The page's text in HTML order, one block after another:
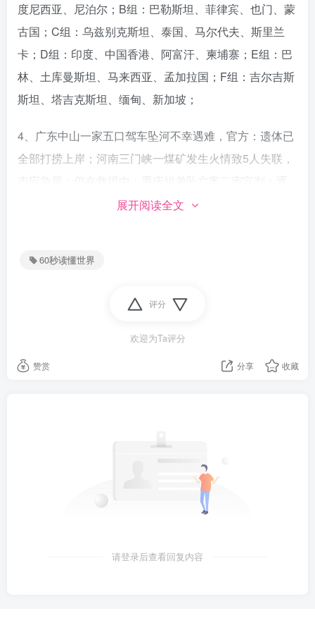
度尼西亚、尼泊尔；B组：巴勒斯坦、菲律宾、也门、蒙
古国；C组：乌兹别克斯坦、泰国、马尔代夫、斯里兰
卡；D组：印度、中国香港、阿富汗、柬埔寨；E组：巴
林、土库曼斯坦、马来西亚、孟加拉国；F组：吉尔吉斯
斯坦、塔吉克斯坦、缅甸、新加坡；
4、广东中山一家五口驾车坠河不幸遇难，官方：遗体已
全部打捞上岸；河南三门峡一煤矿发生火情致5人失联，
条评判15条上诉理由及辩护意见，均不予采纳，对张
5、长沙霸占车位事件落幕：直播间"对话"次日，车主诚
过她会被网暴，这不是目的；
11日，望城区月亮岛街道司法所组织了双方进行了调
解，双方在调解会上进行了坦诚的沟通，唐女士向刘女
5月2日，陈水扁曾到台湾当局领导人办公场所、台湾地
区行政机构、立法机构等处为子请愿。
DNA，可防线粒体病遗传。反对者：这是一种变相的基
展开阅读全文
60秒读懂世界
评分
欢迎为Ta评分
赞赏 分享 收藏
请登录后查看回复内容